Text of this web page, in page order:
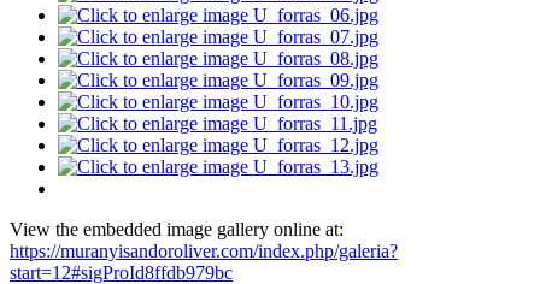
View the embedded image gallery online at:
https://muranyisandoroliver.com/index.php/galeria?
start=12#sigProId8ffdb979bc